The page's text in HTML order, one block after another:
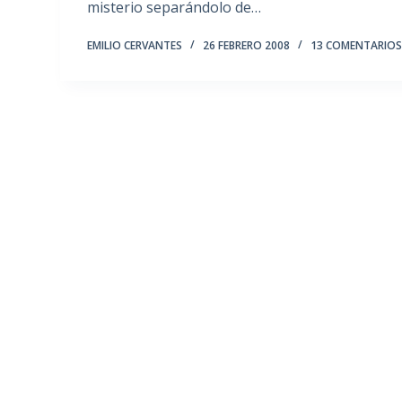
misterio separándolo de…
EMILIO CERVANTES 26 FEBRERO 2008 13 COMENTARIOS